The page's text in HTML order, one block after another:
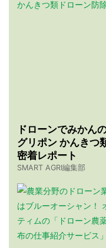
ドローンでみかん
グリポン かんきつ
密着レポート
SMART AGRI編集部